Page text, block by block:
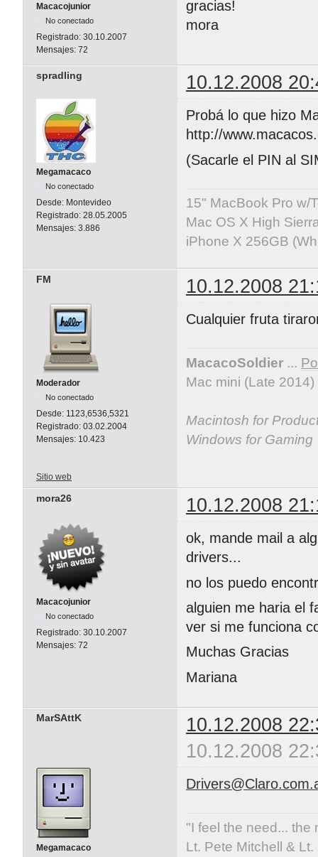
Macacojunior
No conectado
Registrado: 30.10.2007
Mensajes: 72
gracias!
mora
spradling 10.12.2008
Megamacaco
No conectado
Desde: Montevideo
Registrado: 28.05.2005
Mensajes: 3.886
Probá lo que hizo
http://
(Sacarle el PIN al
15" MacBook Pro w/
Mac OS X High
iPhone X 256GB
FM 10.12.2008
Moderador
No conectado
Desde: 1123,6536,5321
Registrado: 03.02.2004
Mensajes: 10.423
Cualquier fruta
MacacoSoldier ...
Mac mini (Late
Macintosh for
Windows for Gaming
Sitio web
mora26 10.12.2008
Macacojunior
No conectado
Registrado: 30.10.2007
Mensajes: 72
ok, mande mail a
drivers...
no los puedo
alguien me haria el
ver si me funciona
Muchas Gracias
Mariana
MarSAttK
10.12.2008
10.12.2008
Megamacaco
"I feel the need... the
Lt. Pete Mitchell &